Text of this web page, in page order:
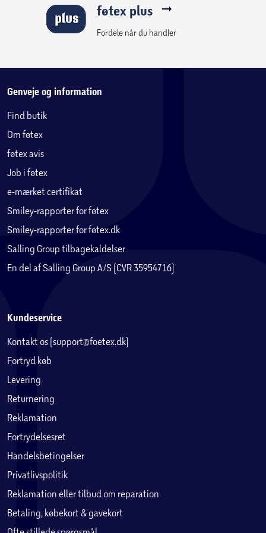
føtex plus
Fordele når du handler
Genveje og information
Find butik
Om føtex
føtex avis
Job i føtex
e-mærket certifikat
Smiley-rapporter for føtex
Smiley-rapporter for føtex.dk
Salling Group tilbagekaldelser
En del af Salling Group A/S (CVR 35954716)
Kundeservice
Kontakt os (support@foetex.dk)
Fortryd køb
Levering
Returnering
Reklamation
Fortrydelsesret
Handelsbetingelser
Privatlivspolitik
Reklamation eller tilbud om reparation
Betaling, købekort & gavekort